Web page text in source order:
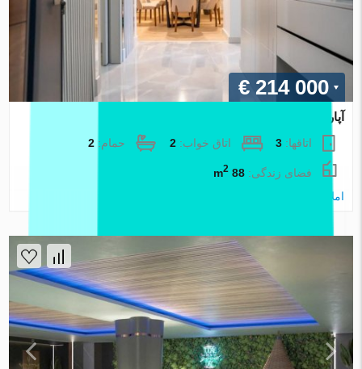
€ 214 000
آپارتمان در Izmir ، ترکیه 2 خوابه ، 88 متر مربع. شماره 88061
اتاقها:3 اتاق خواب:2 حمام:2
فضای زندگی:88 m
2
املاک اطلس